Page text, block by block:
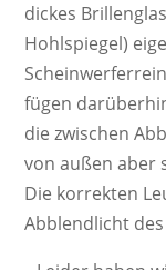
dickes
Hohl­spiegel)
fügen
die zwi­schen
von außen aber
Die kor­rek­ten
Abblendlicht